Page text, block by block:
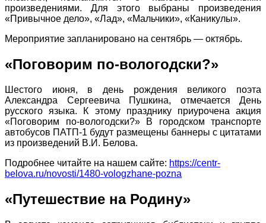
произведениями. Для этого выбраны произведения
«Привычное дело», «Лад», «Мальчики», «Каникулы».
Мероприятие запланировано на сентябрь — октябрь.
«Поговорим по-вологодски?»
Шестого июня, в день рождения великого поэта
Александра Сергеевича Пушкина, отмечается День
русского языка. К этому празднику приурочена акция
«Поговорим по-вологодски?» В городском транспорте
автобусов ПАТП-1 будут размещены баннеры с цитатами
из произведений В.И. Белова.
Подробнее читайте на нашем сайте: https://centr-
belova.ru/novosti/1480-vologzhane-pozna
«Путешествие на Родину»